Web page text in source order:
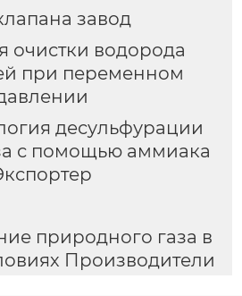
завод
очистки водорода
при переменном
десульфурации
с помощью аммиака
природного газа в
Производители